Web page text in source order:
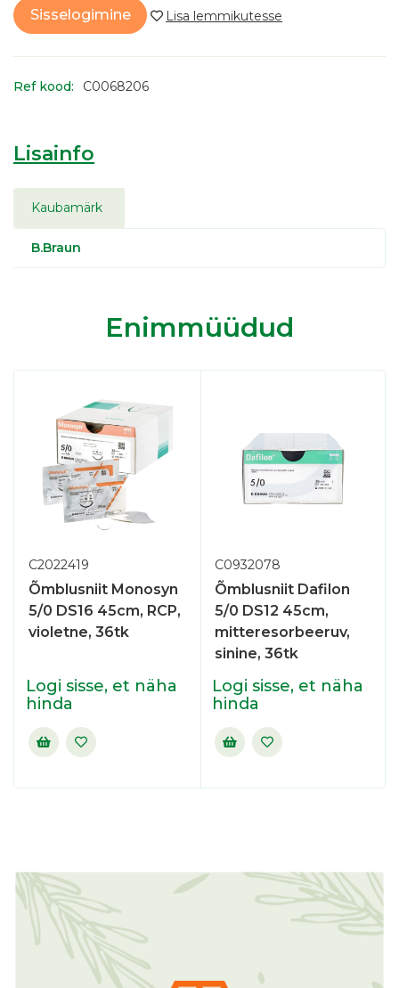
Sisselogimine
Ref kood: C0068206
Lisainfo
Kaubamärk
B.Braun
Enimmüüdud
C2022419
Õmblusniit Monosyn
5/0 DS16 45cm, RCP,
violetne, 36tk
Logi sisse, et näha
hinda
C0932078
Õmblusniit Dafilon
5/0 DS12 45cm,
mitteresorbeeruv,
sinine, 36tk
Logi sisse, et näha
hinda